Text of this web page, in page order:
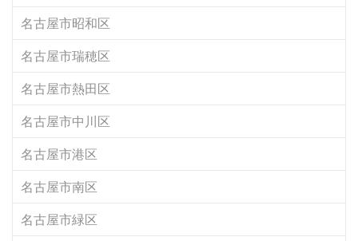
名古屋市昭和区
名古屋市瑞穂区
名古屋市熱田区
名古屋市中川区
名古屋市港区
名古屋市南区
名古屋市緑区